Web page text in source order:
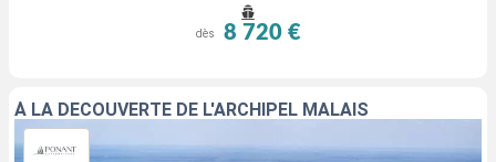
dès 8 720 €
À LA DÉCOUVERTE DE L'ARCHIPEL MALAIS